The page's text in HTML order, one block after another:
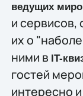
ведущих
и сервисов,
их о
ними в IT-
гостей
интересно